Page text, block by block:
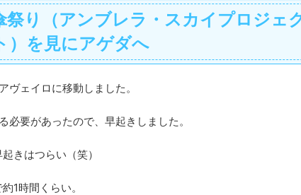
祭り（アンブレラ・スカイプロジェ
）を見にアゲダへ
ヴェイロに移動しました。
要があったので、早起きしました。
きはつらい（笑）
1時間くらい。